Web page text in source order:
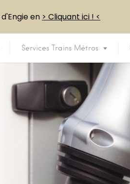
Services Trains Métros
d'Engie en > Cliquant ici ! <